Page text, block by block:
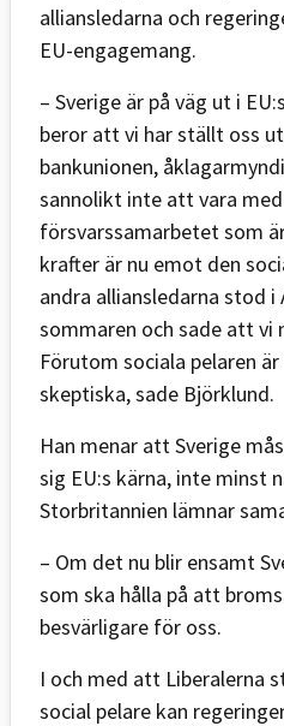
alliansledarna och
EU-engagemang.
– Sverige är på väg ut i
beror att vi har ställt oss
bankunionen,
sannolikt inte att vara
försvarssamarbetet som
krafter är nu emot den
andra alliansledarna stod
sommaren och sade att vi
Förutom sociala pelaren
skeptiska, sade Björklund.
Han menar att Sverige
sig EU:s kärna, inte minst
Storbritannien lämnar
– Om det nu blir ensamt
som ska hålla på att
besvärligare för oss.
I och med att Liberalerna
social pelare kan